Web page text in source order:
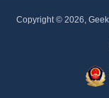
Copyright © 2026,